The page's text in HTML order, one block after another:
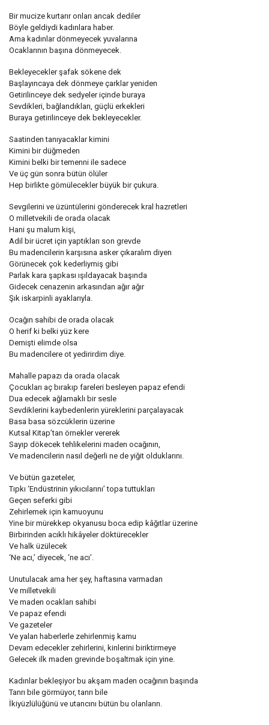
Bir mucize kurtarır onları ancak dediler
Böyle geldiydi kadınlara haber.
Ama kadınlar dönmeyecek yuvalarına
Ocaklarının başına dönmeyecek.
Bekleyecekler şafak sökene dek
Başlayıncaya dek dönmeye çarklar yeniden
Getirilinceye dek sedyeler içinde buraya
Sevdikleri, bağlandıkları, güçlü erkekleri
Buraya getirilinceye dek bekleyecekler.
Saatinden tanıyacaklar kimini
Kimini bir düğmeden
Kimini belki bir temenni ile sadece
Ve üç gün sonra bütün ölüler
Hep birlikte gömülecekler büyük bir çukura.
Sevgilerini ve üzüntülerini gönderecek kral hazretleri
O milletvekili de orada olacak
Hani şu malum kişi,
Adil bir ücret için yaptıkları son grevde
Bu madencilerin karşısına asker çıkaralım diyen
Görünecek çok kederliymiş gibi
Parlak kara şapkası ışıldayacak başında
Gidecek cenazenin arkasından ağır ağır
Şık iskarpinli ayaklarıyla.
Ocağın sahibi de orada olacak
O herif ki belki yüz kere
Demişti elimde olsa
Bu madencilere ot yedirirdim diye.
Mahalle papazı da orada olacak
Çocukları aç bırakıp fareleri besleyen papaz efendi
Dua edecek ağlamaklı bir sesle
Sevdiklerini kaybedenlerin yüreklerini parçalayacak
Basa basa sözcüklerin üzerine
Kutsal Kitap’tan örnekler vererek
Sayıp dökecek tehlikelerini maden ocağının,
Ve madencilerin nasıl değerli ne de yiğit olduklarını.
Ve bütün gazeteler,
Tıpkı ‘Endüstrinin yıkıcılarını’ topa tuttukları
Geçen seferki gibi
Zehirlemek için kamuoyunu
Yine bir mürekkep okyanusu boca edip kâğıtlar üzerine
Birbirinden acıklı hikâyeler döktürecekler
Ve halk üzülecek
‘Ne acı,’ diyecek, ‘ne acı’.
Unutulacak ama her şey, haftasına varmadan
Ve milletvekili
Ve maden ocakları sahibi
Ve papaz efendi
Ve gazeteler
Ve yalan haberlerle zehirlenmiş kamu
Devam edecekler zehirlerini, kinlerini biriktirmeye
Gelecek ilk maden grevinde boşaltmak için yine.
Kadınlar bekleşiyor bu akşam maden ocağının başında
Tanrı bile görmüyor, tanrı bile
İkiyüzlülüğünü ve utancını bütün bu olanların.